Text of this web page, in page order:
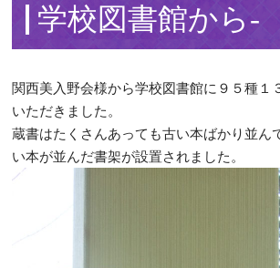
学校図書館から-
関西美入野会様から学校図書館に９５種１
いただきました。
蔵書はたくさんあっても古い本ばかり並ん
い本が並んだ書架が設置されました。